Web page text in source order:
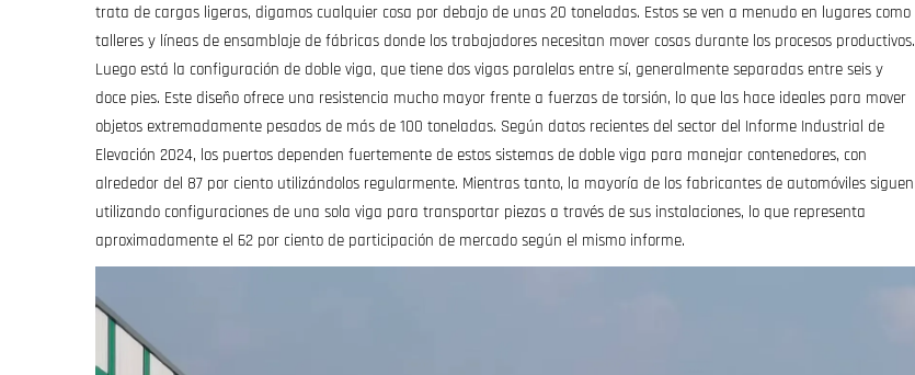
trata de cargas ligeras, digamos cualquier cosa por debajo de unas 20 toneladas. Estos se ven a menudo en lugares como
talleres y líneas de ensamblaje de fábricas donde los trabajadores necesitan mover cosas durante los procesos productivos.
Luego está la configuración de doble viga, que tiene dos vigas paralelas entre sí, generalmente separadas entre seis y
doce pies. Este diseño ofrece una resistencia mucho mayor frente a fuerzas de torsión, lo que las hace ideales para mover
objetos extremadamente pesados de más de 100 toneladas. Según datos recientes del sector del Informe Industrial de
Elevación 2024, los puertos dependen fuertemente de estos sistemas de doble viga para manejar contenedores, con
alrededor del 87 por ciento utilizándolos regularmente. Mientras tanto, la mayoría de los fabricantes de automóviles siguen
utilizando configuraciones de una sola viga para transportar piezas a través de sus instalaciones, lo que representa
aproximadamente el 62 por ciento de participación de mercado según el mismo informe.